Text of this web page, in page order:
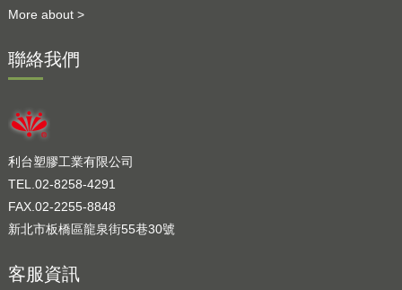
More about >
聯絡我們
利台塑膠工業有限公司
TEL.02-8258-4291
FAX.02-2255-8848
新北市板橋區龍泉街55巷30號
客服資訊